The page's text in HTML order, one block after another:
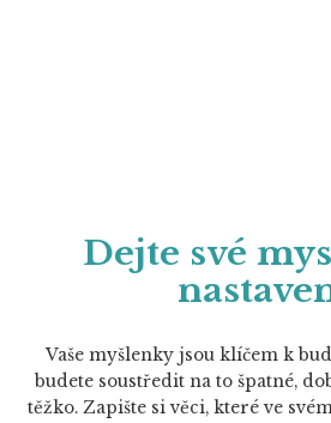
Dejte své
Vaše myšlenky jsou klíčem k
budete soustředit na to špatné,
těžko. Zapište si věci, které ve